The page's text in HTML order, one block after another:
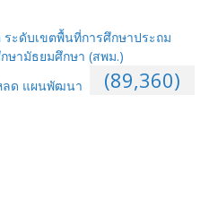
ะดับเขตพื้นที่การศึกษาประถม
ษามัธยมศึกษา (สพม.)
(89,360)
ลด แผนพัฒนา